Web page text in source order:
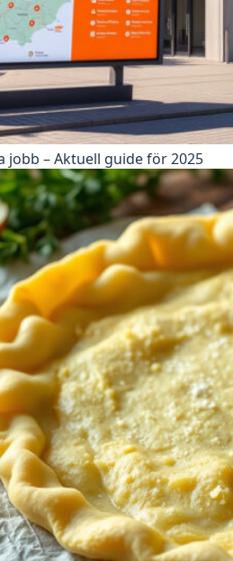
jobb – Aktuell guide för 2025